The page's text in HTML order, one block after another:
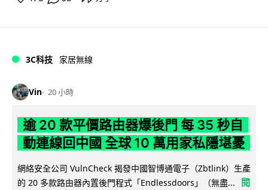
3C科技 家居無線
Vin 20 小時
逾 20 款平價路由器爆後門 每 35 秒自
動連線回中國 全球 10 萬用家私隱堪憂
網絡安全公司 VulnCheck 揭發中國智博通電子（Zbtlink）生產
的 20 多款路由器內置後門程式「Endlessdoors」（無盡...
閱